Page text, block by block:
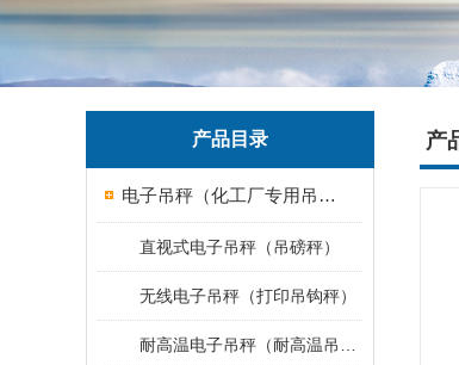
产品目录
电子吊秤（化工厂专用吊秤）
直视式电子吊秤（吊磅秤）
无线电子吊秤（打印吊钩秤）
产